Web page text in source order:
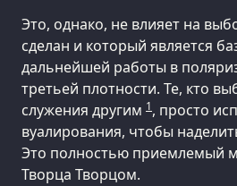
Это, однако, не влияет на
сделан и который является
дальнейшей работы в
третьей плотности. Те, кто
служения другим 1, просто
вуалирования, чтобы
Это полностью приемлемый
Творца Творцом.